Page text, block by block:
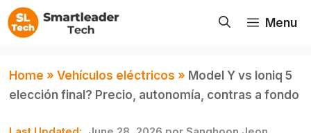
Saltar
al
Menu
Home » Vehículos eléctricos » Model Y vs Ioniq 5
elección final? Precio, autonomía, contras a fondo